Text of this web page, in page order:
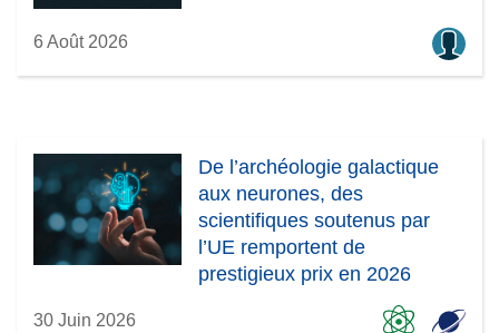
6 Août 2026
De l’archéologie galactique
aux neurones, des
scientifiques soutenus par
l’UE remportent de
prestigieux prix en 2026
30 Juin 2026